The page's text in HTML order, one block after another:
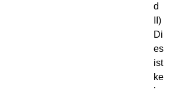
d
II)
Di
es
ist
ke